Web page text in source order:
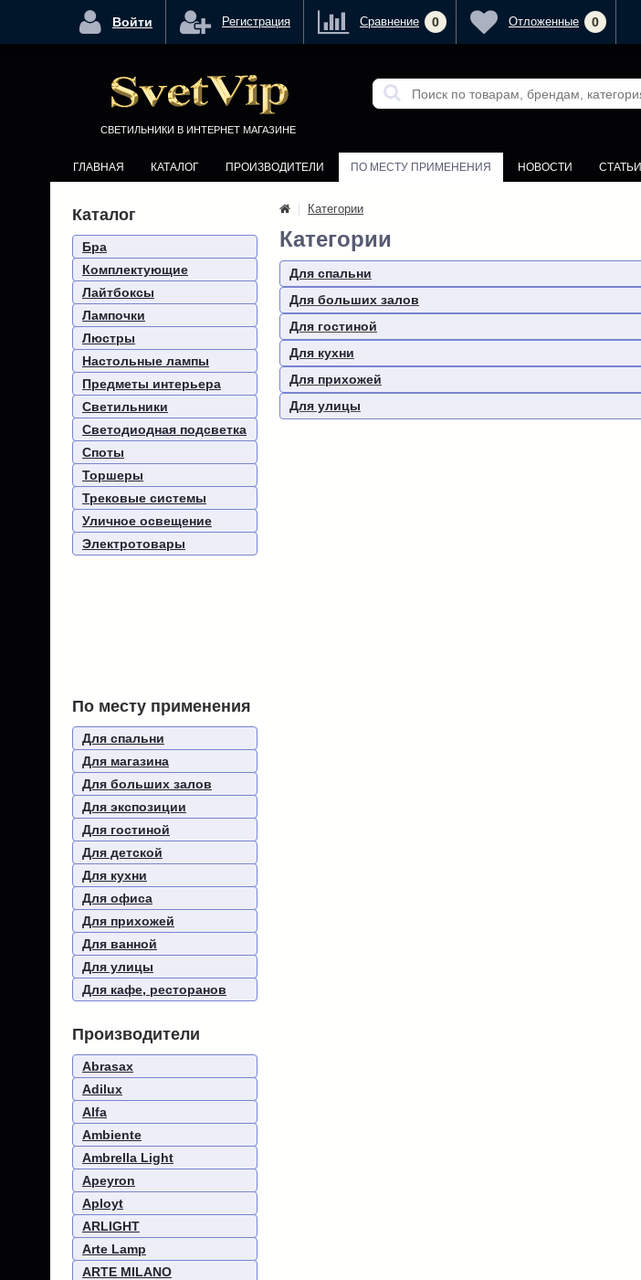
СВЕТИЛЬНИКИ В ИНТЕРНЕТ МАГАЗИНЕ
ГЛАВНАЯ КАТАЛОГ ПРОИЗВОДИТЕЛИ ПО МЕСТУ ПРИМЕНЕНИЯ НОВОСТИ СТАТЬИ
Каталог
Бра
Комплектующие
Лайтбоксы
Лампочки
Люстры
Настольные лампы
Предметы интерьера
Светильники
Светодиодная подсветка
Споты
Торшеры
Трековые системы
Уличное освещение
Электротовары
По месту применения
Для спальни
Для магазина
Для больших залов
Для экспозиции
Для гостиной
Для детской
Для кухни
Для офиса
Для прихожей
Для ванной
Для улицы
Для кафе, ресторанов
Производители
Abrasax
Adilux
Alfa
Ambiente
Ambrella Light
Apeyron
Aployt
ARLIGHT
Arte Lamp
ARTE MILANO
Категории
Категории
Для спальни
Для больших залов
Для гостиной
Для кухни
Для прихожей
Для улицы
Войти Регистрация Сравнение 0 Отложенные 0